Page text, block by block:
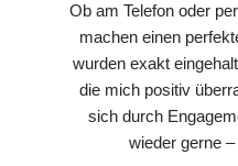
Ob am Telefon oder
machen einen
wurden exakt
die mich positiv
sich durch
wieder gerne